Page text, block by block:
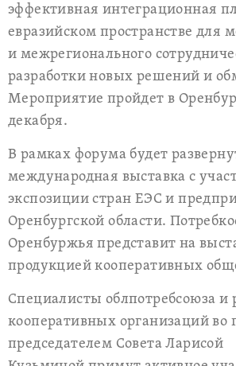
эффективная интеграционная
евразийском пространстве для
и межрегионального
разработки новых решений и
Мероприятие пройдет в
декабря.
В рамках форума будет
международная выставка с
экспозиции стран ЕЭС и
Оренбургской области.
Оренбуржья представит на
продукцией кооперативных
Специалисты облпотребсоюза и
кооперативных организаций во
председателем Совета Ларисой